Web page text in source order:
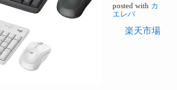
posted with カ
エレバ
楽天市場